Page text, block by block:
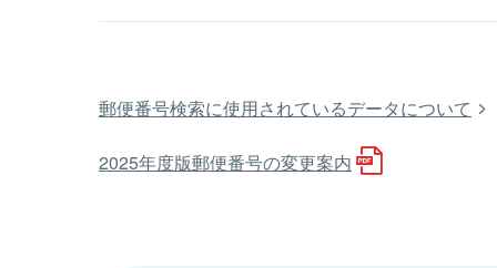
郵便番号検索に使用されているデータについて
2025年度版郵便番号の変更案内